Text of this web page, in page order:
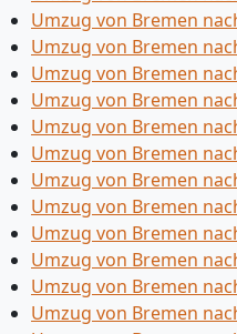
Umzug von Bremen
Umzug von Bremen
Umzug von Bremen
Umzug von Bremen
Umzug von Bremen
Umzug von Bremen
Umzug von Bremen
Umzug von Bremen
Umzug von Bremen
Umzug von Bremen
Umzug von Bremen
Umzug von Bremen